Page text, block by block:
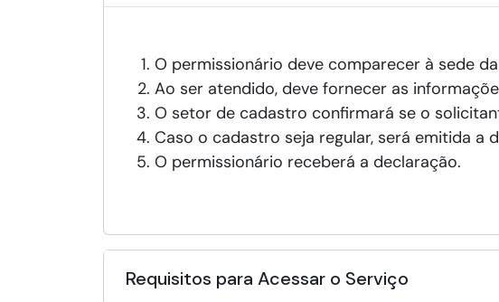
O permissionário deve comparecer à sede
Ao ser atendido, deve fornecer as
O setor de cadastro confirmará se o
Caso o cadastro seja regular, será emitida a
O permissionário receberá a declaração.
Requisitos para Acessar o Serviço